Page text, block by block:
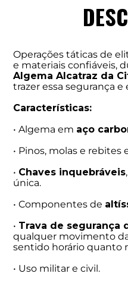
Operações táticas de
e materiais confiáveis,
Algema Alcatraz da
trazer essa segurança
Características:
• Algema em aço
• Pinos, molas e rebites
• Chaves inquebráveis
única.
• Componentes de
• Trava de segurança
qualquer movimento
sentido horário quanto
• Uso militar e civil.